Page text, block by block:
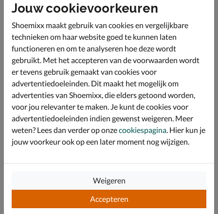
leer.
De binnenkant van de sneaker is gemaakt van zachte
badstof.
Het voetbed is uitneembaar en heeft een zacht
kussentje wat een dempend vermogen heeft.
De loopzool is gemaakt van rubber.
Over Hub
Bekijk meer
Jouw cookievoorkeuren
Shoemixx maakt gebruik van cookies en vergelijkbare
technieken om haar website goed te kunnen laten
functioneren en om te analyseren hoe deze wordt
gebruikt. Met het accepteren van de voorwaarden wordt
er tevens gebruik gemaakt van cookies voor
advertentiedoeleinden. Dit maakt het mogelijk om
advertenties van Shoemixx, die elders getoond worden,
voor jou relevanter te maken. Je kunt de cookies voor
advertentiedoeleinden indien gewenst weigeren. Meer
weten? Lees dan verder op onzecookiespagina . Hier kun je
jouw voorkeur ook op een later moment nog wijzigen.
Accepteren
Weigeren